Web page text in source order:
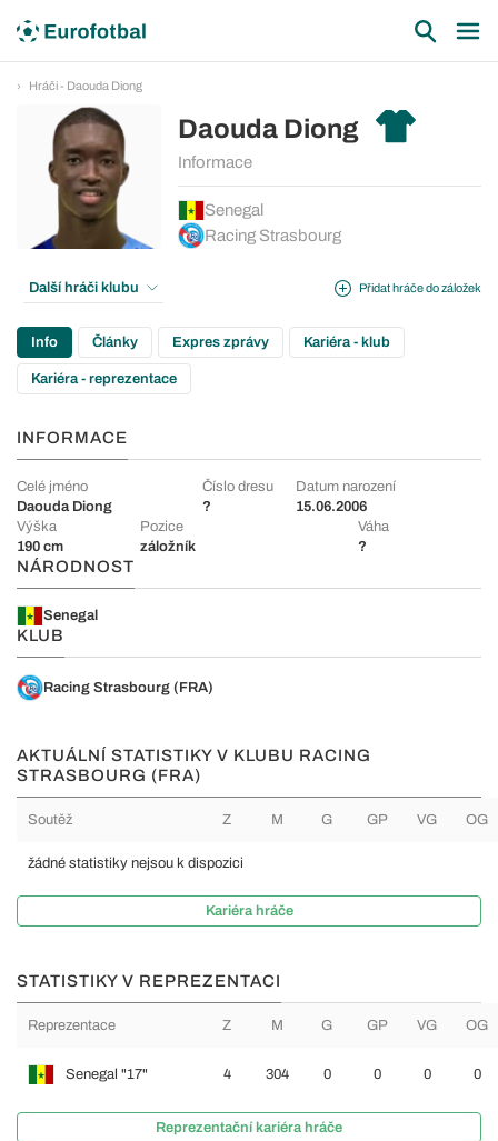
Hráči - Daouda Diong
Daouda Diong
Informace
Senegal
Racing Strasbourg
Přidat hráče do záložek
Další hráči klubu
Info Články Expres zprávy Kariéra - klub
Kariéra - reprezentace
INFORMACE
Celé jméno
Daouda Diong
Číslo dresu
?
Datum narození
15.06.2006
Výška
190 cm
Pozice
záložník
Váha
?
NÁRODNOST
Senegal
KLUB
Racing Strasbourg (FRA)
AKTUÁLNÍ STATISTIKY V KLUBU RACING
STRASBOURG (FRA)
Soutěž Z M G GP VG OG
žádné statistiky nejsou k dispozici
Kariéra hráče
STATISTIKY V REPREZENTACI
Reprezentace Z M G GP VG OG
Senegal "17" 4 304 0 0 0 0
Reprezentační kariéra hráče